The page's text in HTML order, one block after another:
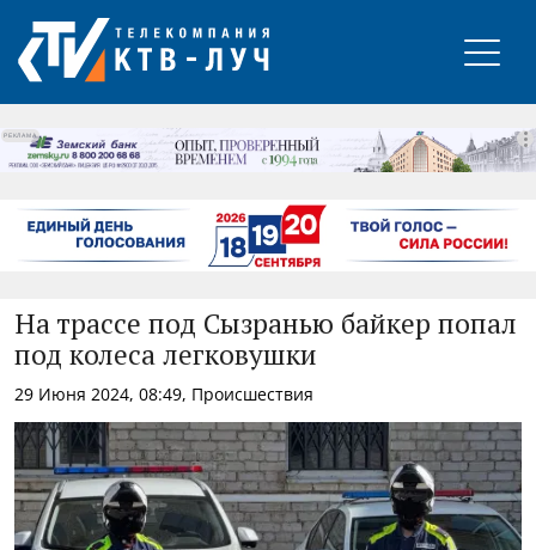
РЕКЛАМА
На трассе под Сызранью байкер попал
под колеса легковушки
29 Июня 2024, 08:49, Происшествия